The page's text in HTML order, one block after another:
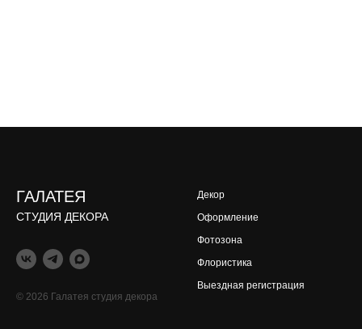
ГАЛАТЕЯ
СТУДИЯ ДЕКОРА
© 2026 Галатея студия декора
Декор
Оформление
Фотозона
Флористика
Выездная регистрация